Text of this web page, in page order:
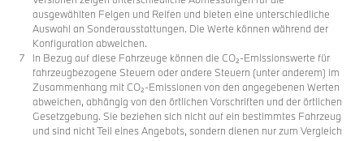
ausgewählten Felgen und Reifen und bieten eine unterschiedliche
Auswahl an Sonderausstattungen. Die Werte können während der
Konfiguration abweichen.
In Bezug auf diese Fahrzeuge können die CO₂-Emissionswerte für
fahrzeugbezogene Steuern oder andere Steuern (unter anderem) im
Zusammenhang mit CO₂-Emissionen von den angegebenen Werten
abweichen, abhängig von den örtlichen Vorschriften und der örtlichen
Gesetzgebung. Sie beziehen sich nicht auf ein bestimmtes Fahrzeug
und sind nicht Teil eines Angebots, sondern dienen nur zum Vergleich